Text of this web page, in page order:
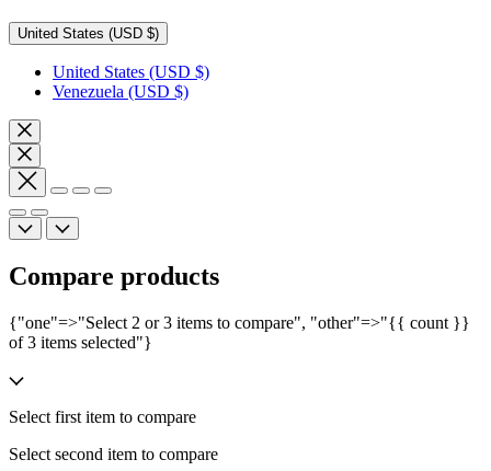
United States (USD $)
United States (USD $)
Venezuela (USD $)
Compare products
{"one"=>"Select 2 or 3 items to compare", "other"=>"{{ count }}
of 3 items selected"}
Select first item to compare
Select second item to compare